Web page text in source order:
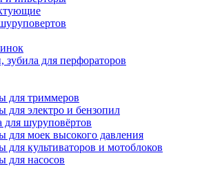
для перфораторов
для триммеров
для электро и бензопил
для шуруповёртов
для моек высокого давления
для культиваторов и мотоблоков
для насосов